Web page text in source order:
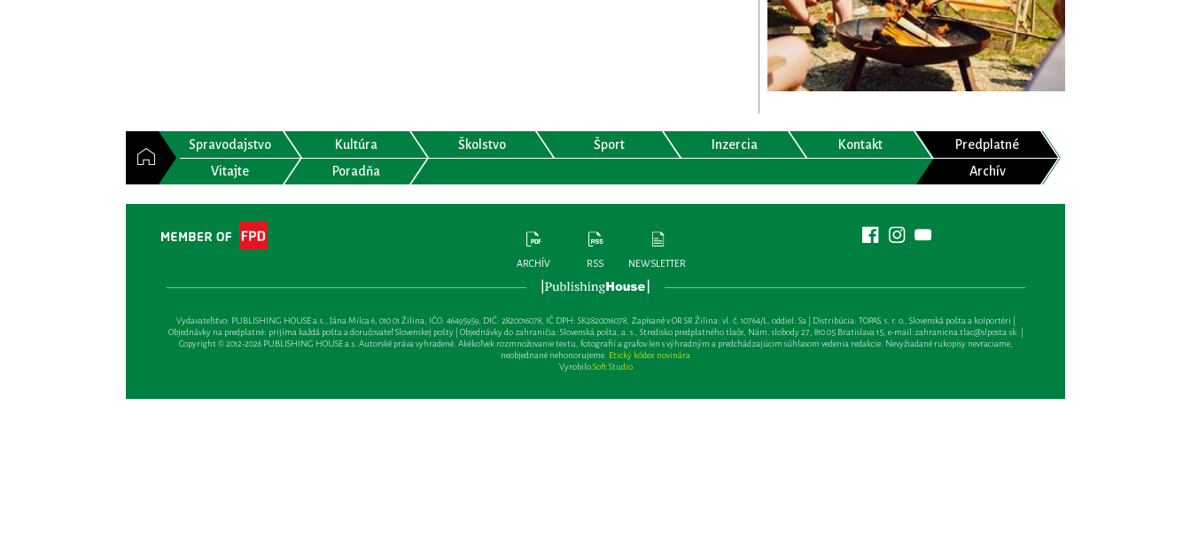
Spravodajstvo Kultúra Školstvo Šport Inzercia Kontakt
Predplatné
Vitajte
Poradňa Archív
ARCHÍV RSS NEWSLETTER
Vydavateľsťvo: PUBLISHING HOUSE a.s., Jána Milca 6, 010 01 Žilina, IČO: 46495959, DIČ: 2820016078, IČ DPH: SK2820016078, Zapísané v OR SR Žilina: vl. č. 10764/L, oddiel: Sa | Distribúcia: TOPAS, s. r. o., Slovenská pošta a kolportéri |
Objednávky na predplatné: prijíma každá pošta a doručovateľ Slovenskej pošty | Objednávky do zahraničia: Slovenská pošta, a. s., Stredisko predplatného tlače, Nám. slobody 27, 810 05 Bratislava 15, e-mail:zahranicna.tlac@slposta.sk. |
Copyright © 2012-2026 PUBLISHING HOUSE a.s. Autorské práva vyhradené. Akékoľvek rozmnožovanie textu, fotografií a grafov len s výhradným a predchádzajúcim súhlasom vedenia redakcie. Nevyžiadané rukopisy nevraciame,
neobjednané nehonorujeme. Etický kódex novinára
VyrobiloSoft Studio